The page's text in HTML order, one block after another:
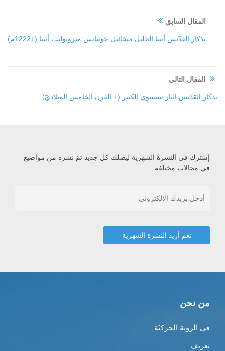
المقال السابق
تذكار القدّيس أبينا الجليل ميخائيل خونياتس متروبوليت أثينا (+1222م)
المقال التالي
تذكار القدّيس البار سيسوي الكبير (+ القرن الخامس الميلاديّ)
إشترك في النشرة الشهرية ليصلك كل جديد تمّ نشره من مواضيع
في مجالات مختلفة
من نحن
في الرؤية الحركيّة
تعريف